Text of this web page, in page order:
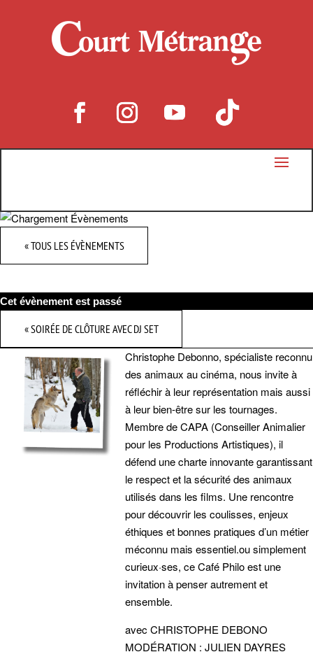
« TOUS LES ÉVÈNEMENTS
Cet évènement est passé
«SOIRÉE DE CLÔTURE AVEC DJ SET
Christophe Debonno, spécialiste reconnu
des animaux au cinéma, nous invite à
réfléchir à leur représentation mais aussi
à leur bien-être sur les tournages.
Membre de CAPA (Conseiller Animalier
pour les Productions Artistiques), il
défend une charte innovante garantissant
le respect et la sécurité des animaux
utilisés dans les films. Une rencontre
pour découvrir les coulisses, enjeux
éthiques et bonnes pratiques d’un métier
méconnu mais essentiel.ou simplement
curieux·ses, ce Café Philo est une
invitation à penser autrement et
ensemble.
avec CHRISTOPHE DEBONO
MODÉRATION : JULIEN DAYRES